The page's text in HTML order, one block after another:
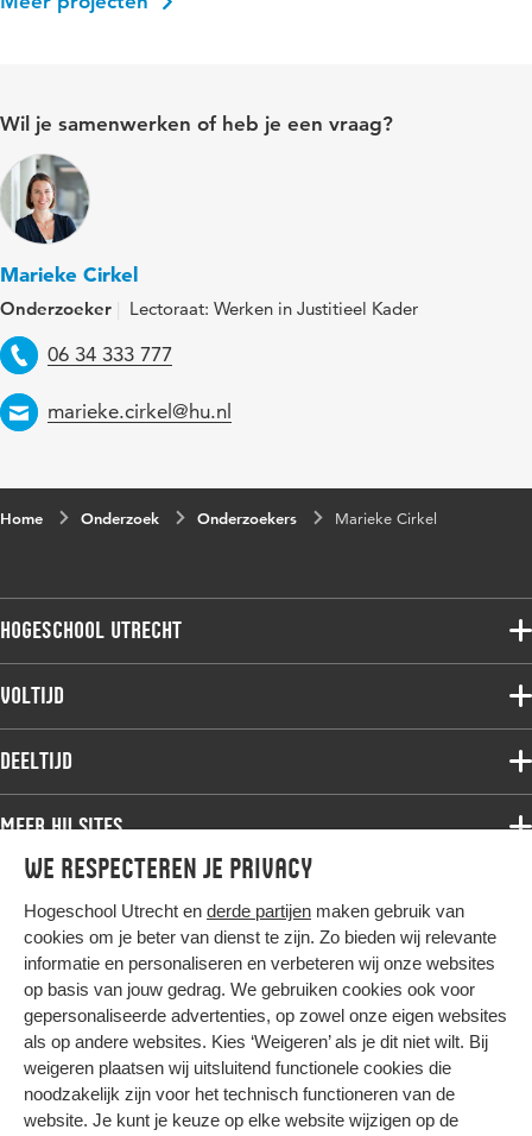
We respecteren je privacy
Hogeschool Utrecht en derde partijen maken gebruik van
cookies om je beter van dienst te zijn. Zo bieden wij relevante
informatie en personaliseren en verbeteren wij onze websites
op basis van jouw gedrag. We gebruiken cookies ook voor
gepersonaliseerde advertenties, op zowel onze eigen websites
als op andere websites. Kies ‘Weigeren’ als je dit niet wilt. Bij
weigeren plaatsen wij uitsluitend functionele cookies die
noodzakelijk zijn voor het technisch functioneren van de
website. Je kunt je keuze op elke website wijzigen op de
Wil je samenwerken of heb je een vraag?
Marieke Cirkel
Onderzoeker Lectoraat: Werken in Justitieel Kader
Telefoon
06 34 333 777
Email
marieke.cirkel@hu.nl
Home Onderzoek Onderzoekers Marieke Cirkel
Hogeschool Utrecht
Voltijdopleidingen
Onderzoek
Werken bij de HU
Contact
Voltijd
Associate degree
Master
Studiekeuze voltijd
Deeltijd
Associate degree
Bachelor
Master
Post-master
Studiekeuze deeltijd
Meer HU sites
HU International
HU Bibliotheek
HU Ontwikkelt
Duurzame HU
Intranet
Trajectum
Hier komt alles samen
Colofon
Privacy
Cookies